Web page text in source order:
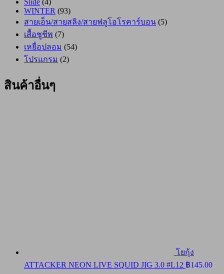
Slide (4)
WINTER (93)
สายเอ็น/สายสลิง/สายฟลูโอโรคาร์บอน (5)
เสื้อชูชีพ (7)
เหยื่อปลอม (54)
โปรแกรม (2)
สินค้าอื่นๆ
โยกุ้ง
ATTACKER NEON LIVE SQUID JIG 3.0 #L12 ฿145.00